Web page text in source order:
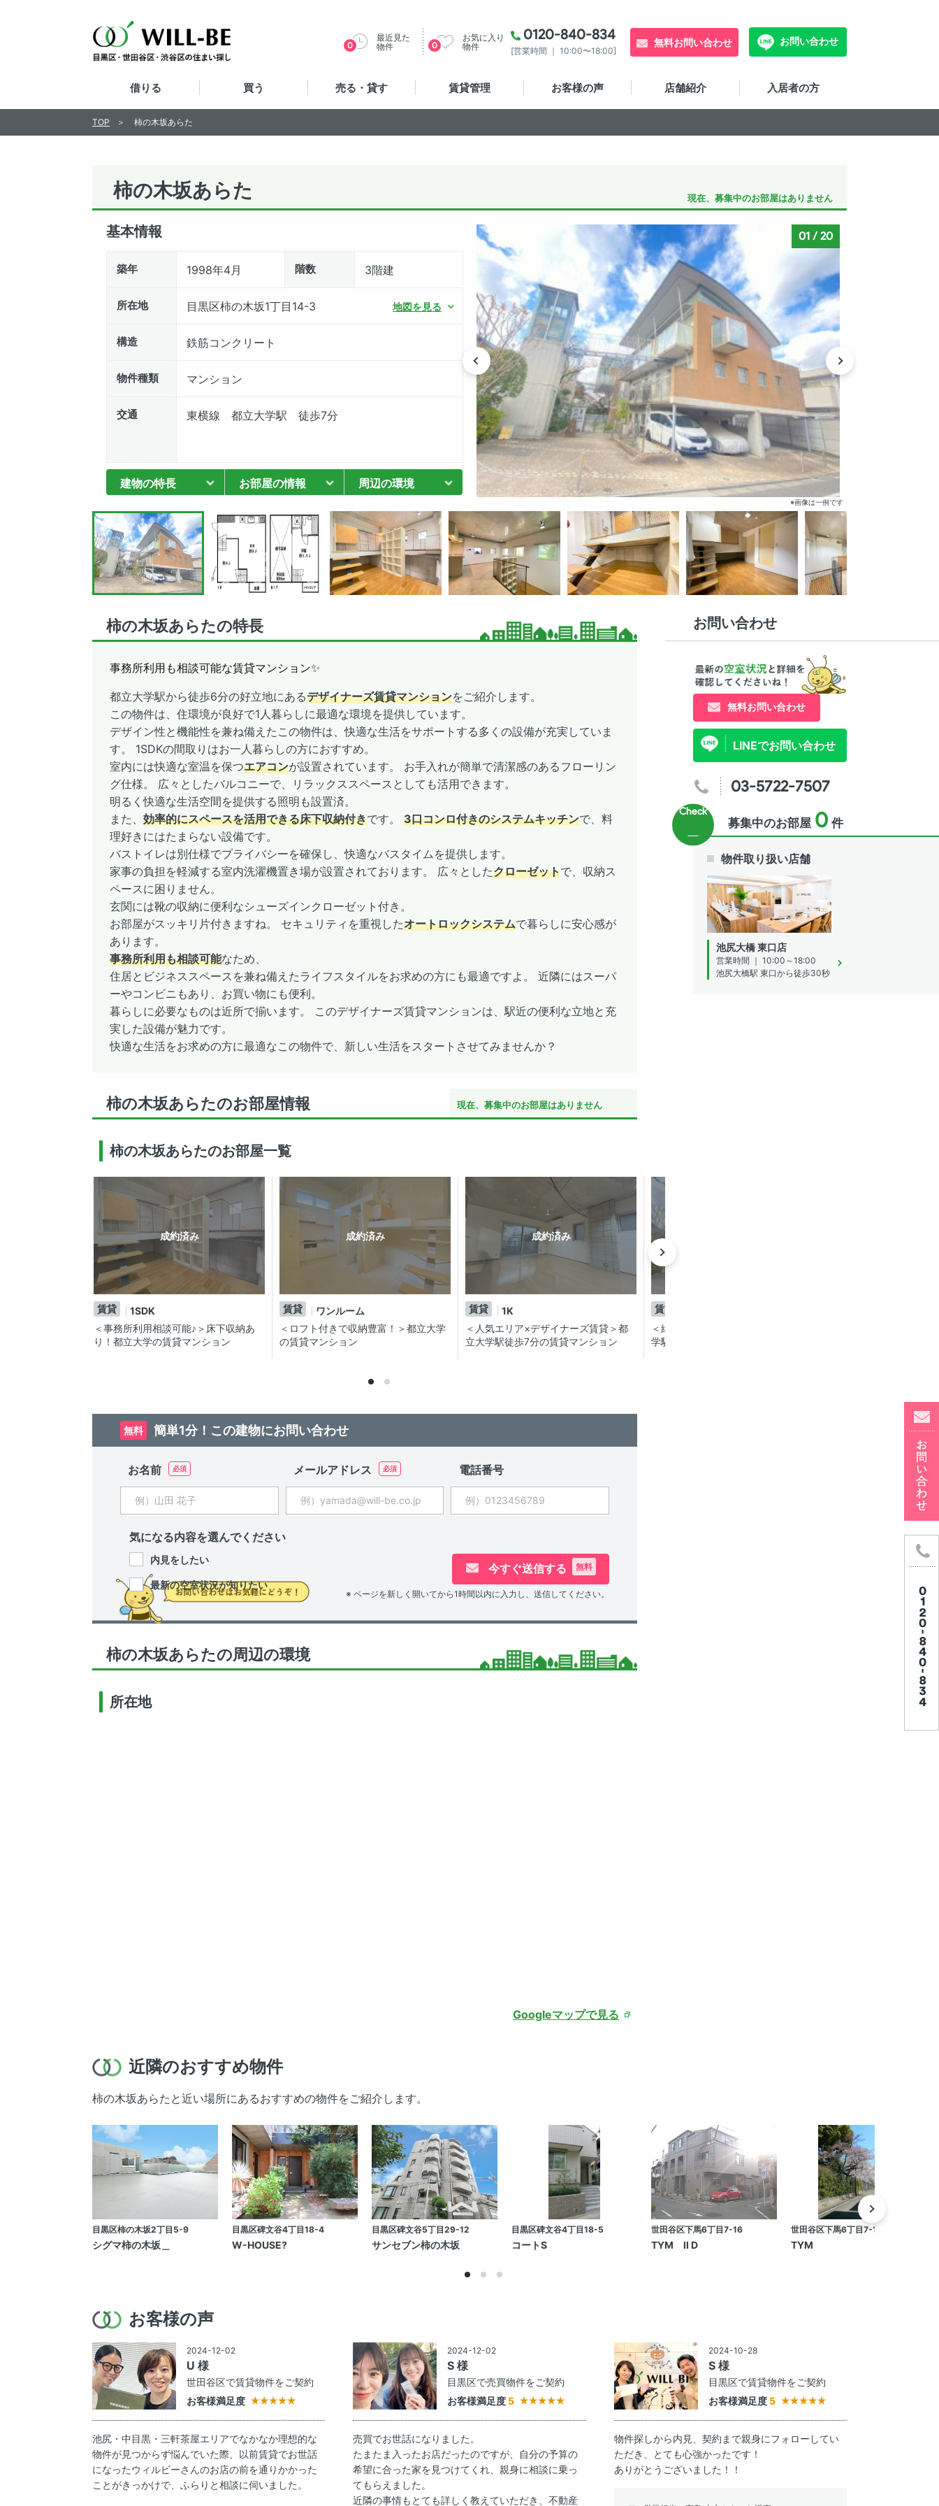
0120-840-834
[営業時間 ｜ 10:00〜18:00]
無料お問い合わせ お問い合わせ
最近見た
物件
0
お気に入り
物件
0
借りる 買う 売る・貸す 賃貸管理 お客様の声 店舗紹介 入居者の方
柿の木坂あらた 現在、募集中のお部屋はありません
基本情報
築年 1998年4月 階数 3階建
所在地 目黒区柿の木坂1丁目14-3 地図を見る
構造 鉄筋コンクリート
物件種類 マンション
交通 東横線 都立大学駅 徒歩7分
建物の特長 お部屋の情報 周辺の環境
01 /20
※画像は一例です
柿の木坂あらたの特長
事務所利用も相談可能な賃貸マンション✨
都立大学駅から徒歩6分の好立地にあるデザイナーズ賃貸マンションをご紹介します。
この物件は、住環境が良好で1人暮らしに最適な環境を提供しています。
デザイン性と機能性を兼ね備えたこの物件は、快適な生活をサポートする多くの設備が充実していま
す。 1SDKの間取りはお一人暮らしの方におすすめ。
室内には快適な室温を保つエアコンが設置されています。 お手入れが簡単で清潔感のあるフローリン
グ仕様。 広々としたバルコニーで、リラックススペースとしても活用できます。
明るく快適な生活空間を提供する照明も設置済。
また、 効率的にスペースを活用できる床下収納付きです。 3口コンロ付きのシステムキッチンで、料
理好きにはたまらない設備です。
バストイレは別仕様でプライバシーを確保し、快適なバスタイムを提供します。
家事の負担を軽減する室内洗濯機置き場が設置されております。 広々としたクローゼットで、収納ス
ペースに困りません。
玄関には靴の収納に便利なシューズインクローゼット付き。
お部屋がスッキリ片付きますね。 セキュリティを重視したオートロックシステムで暮らしに安心感が
あります。
事務所利用も相談可能なため、
住居とビジネススペースを兼ね備えたライフスタイルをお求めの方にも最適ですよ。 近隣にはスーパ
ーやコンビニもあり、お買い物にも便利。
暮らしに必要なものは近所で揃います。 このデザイナーズ賃貸マンションは、駅近の便利な立地と充
実した設備が魅力です。
快適な生活をお求めの方に最適なこの物件で、新しい生活をスタートさせてみませんか？
柿の木坂あらたのお部屋情報 現在、募集中のお部屋はありません
柿の木坂あらたのお部屋一覧
成約済み
賃貸
1SDK
＜事務所利用相談可能♪＞床下収納あ
り！都立大学の賃貸マンション
成約済み
賃貸
ワンルーム
＜ロフト付きで収納豊富！＞都立大学
の賃貸マンション
成約済み
賃貸
1K
＜人気エリア×デザイナーズ賃貸＞都
立大学駅徒歩7分の賃貸マンション
賃貸
＜緑あふれる中庭に癒される＞都立大
学駅徒歩7分の賃貸マンション
無料 簡単1分！この建物にお問い合わせ
お名前 メールアドレス 電話番号
気になる内容を選んでください
内見をしたい
最新の空室状況が知りたい
今すぐ送信する 無料
※ ページを新しく開いてから1時間以内に入力し、送信してください。
柿の木坂あらたの周辺の環境
所在地
Googleマップで見る
お問い合わせ
無料お問い合わせ
LINEでお問い合わせ
03-5722-7507
募集中のお部屋 0 件
物件取り扱い店舗
池尻大橋 東口店
営業時間 ｜ 10:00～18:00
池尻大橋駅 東口から徒歩30秒
近隣のおすすめ物件
柿の木坂あらたと近い場所にあるおすすめの物件をご紹介します。
目黒区柿の木坂2丁目5-9
シグマ柿の木坂＿
目黒区碑文谷4丁目18-4
W-HOUSE?
目黒区碑文谷5丁目29-12
サンセブン柿の木坂
目黒区碑文谷4丁目18-5
コートS
世田谷区下馬6丁目7-16
TYM II D
世田谷区下馬6丁目7-16
TYM
お客様の声
2024-12-02
U 様
世田谷区で賃貸物件をご契約
お客様満足度
池尻・中目黒・三軒茶屋エリアでなかなか理想的な
物件が見つからず悩んでいた際、以前賃貸でお世話
になったウィルビーさんのお店の前を通りかかった
ことがきっかけで、ふらりと相談に伺いました。
2024-12-02
S 様
目黒区で売買物件をご契約
お客様満足度 5
売買でお世話になりました。
たまたま入ったお店だったのですが、自分の予算の
希望に合った家を見つけてくれ、親身に相談に乗っ
てもらえました。
近隣の事情もとても詳しく教えていただき、不動産
2024-10-28
S 様
目黒区で賃貸物件をご契約
お客様満足度 5
物件探しから内見、契約まで親身にフォローしてい
ただき、とても心強かったです！
ありがとうございました！！
TOP 柿の木坂あらた